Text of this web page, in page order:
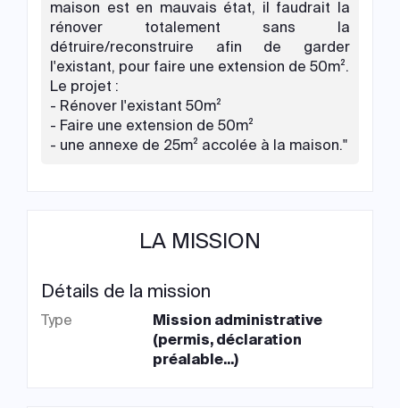
maison est en mauvais état, il faudrait la
rénover totalement sans la
détruire/reconstruire afin de garder
l'existant, pour faire une extension de 50m².
Le projet :
- Rénover l'existant 50m²
- Faire une extension de 50m²
- une annexe de 25m² accolée à la maison."
LA MISSION
Détails de la mission
Type
Mission administrative
(permis, déclaration
préalable...)